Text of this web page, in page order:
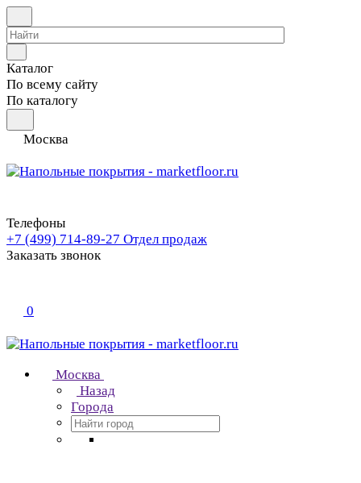
Каталог
По всему сайту
По каталогу
Москва
Телефоны
+7 (499) 714-89-27 Отдел продаж
Заказать звонок
0
Москва
Назад
Города